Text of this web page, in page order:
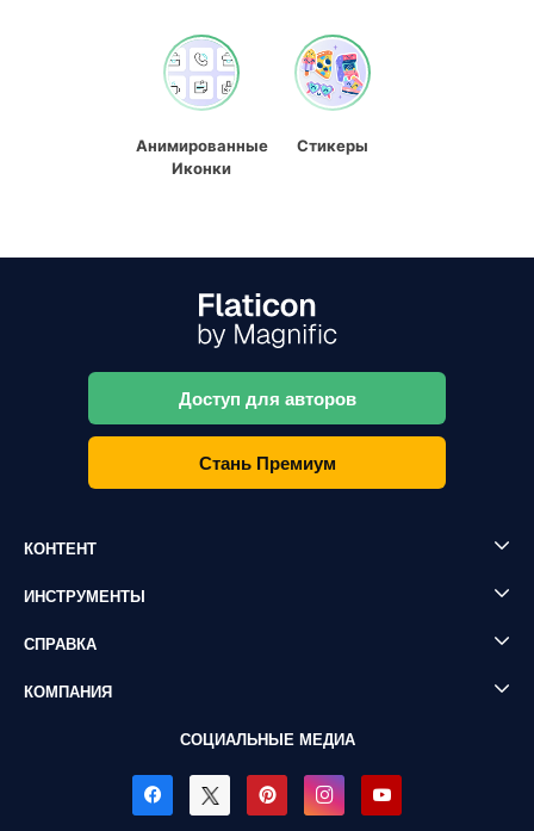
Анимированные
Иконки
Стикеры
Доступ для авторов
Стань Премиум
КОНТЕНТ
ИНСТРУМЕНТЫ
СПРАВКА
КОМПАНИЯ
СОЦИАЛЬНЫЕ МЕДИА